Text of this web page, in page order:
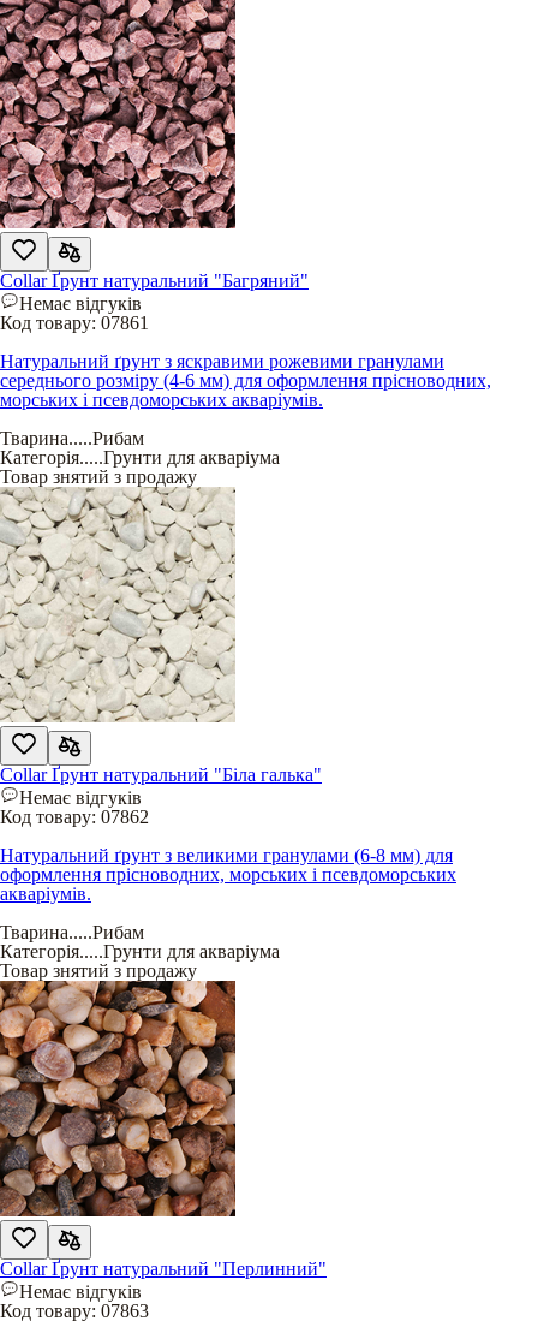
Collar Ґрунт натуральний "Багряний"
Немає відгуків
Код товару: 07861
Натуральний ґрунт з яскравими рожевими гранулами
середнього розміру (4-6 мм) для оформлення прісноводних,
морських і псевдоморських акваріумів.
Тварина.....Рибам
Категорія.....Грунти для акваріума
Товар знятий з продажу
Collar Ґрунт натуральний "Біла галька"
Немає відгуків
Код товару: 07862
Натуральний ґрунт з великими гранулами (6-8 мм) для
оформлення прісноводних, морських і псевдоморських
акваріумів.
Тварина.....Рибам
Категорія.....Грунти для акваріума
Товар знятий з продажу
Collar Ґрунт натуральний "Перлинний"
Немає відгуків
Код товару: 07863